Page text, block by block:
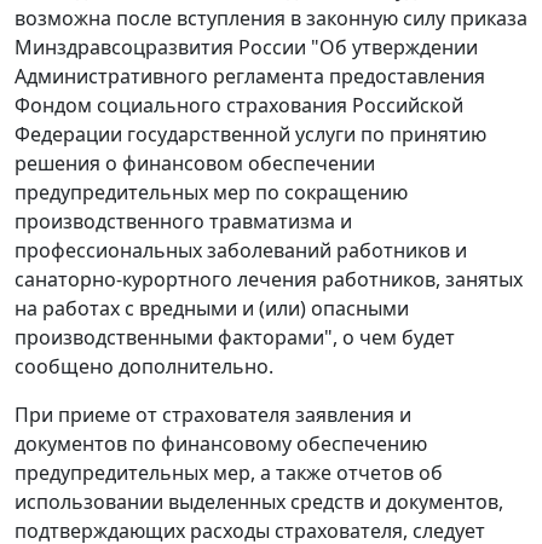
возможна после вступления в законную силу приказа
Минздравсоцразвития России "Об утверждении
Административного регламента предоставления
Фондом социального страхования Российской
Федерации государственной услуги по принятию
решения о финансовом обеспечении
предупредительных мер по сокращению
производственного травматизма и
профессиональных заболеваний работников и
санаторно-курортного лечения работников, занятых
на работах с вредными и (или) опасными
производственными факторами", о чем будет
сообщено дополнительно.
При приеме от страхователя заявления и
документов по финансовому обеспечению
предупредительных мер, а также отчетов об
использовании выделенных средств и документов,
подтверждающих расходы страхователя, следует